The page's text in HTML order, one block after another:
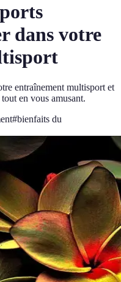
dans votre
entraînement multisport et
en vous amusant.
#bienfaits du